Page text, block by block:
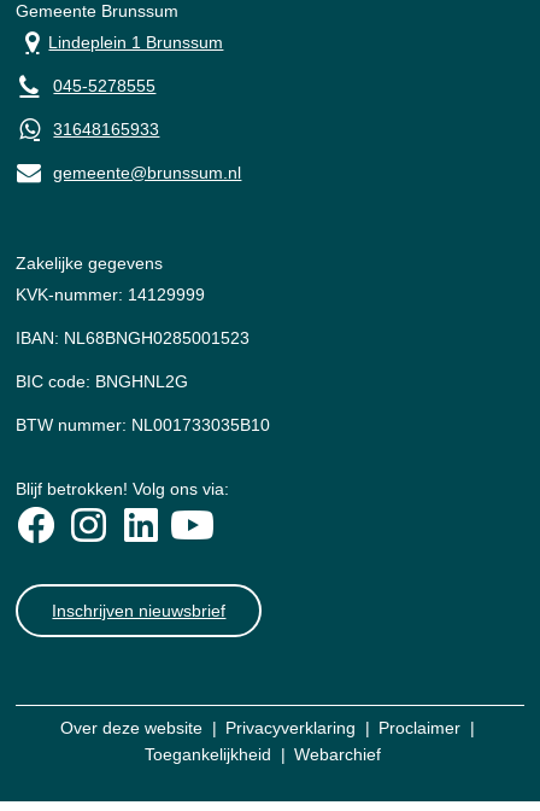
Gemeente Brunssum
Lindeplein 1 Brunssum
045-5278555
31648165933
gemeente@brunssum.nl
Zakelijke gegevens
KVK-nummer: 14129999
IBAN: NL68BNGH0285001523
BIC code: BNGHNL2G
BTW nummer: NL001733035B10
Blijf betrokken! Volg ons via:
Inschrijven nieuwsbrief
Over deze website Privacyverklaring
Proclaimer
Toegankelijkheid
Webarchief